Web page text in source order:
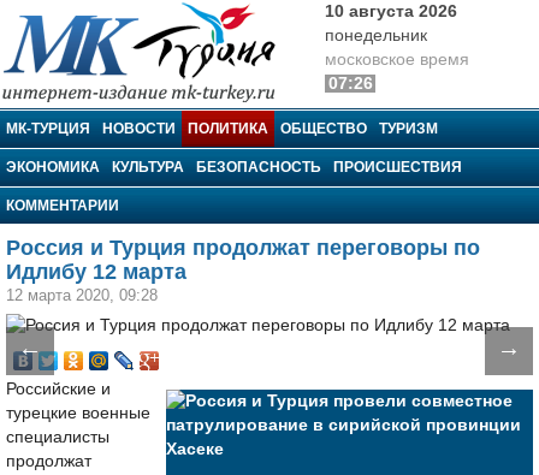
МК-Турция
10 августа 2026
понедельник
московское время
07:26
МК-ТУРЦИЯ НОВОСТИ ПОЛИТИКА ОБЩЕСТВО ТУРИЗМ
ЭКОНОМИКА КУЛЬТУРА БЕЗОПАСНОСТЬ ПРОИСШЕСТВИЯ
КОММЕНТАРИИ
Россия и Турция продолжат переговоры по
Идлибу 12 марта
12 марта 2020, 09:28
← →
Российские и
турецкие военные
специалисты
продолжат